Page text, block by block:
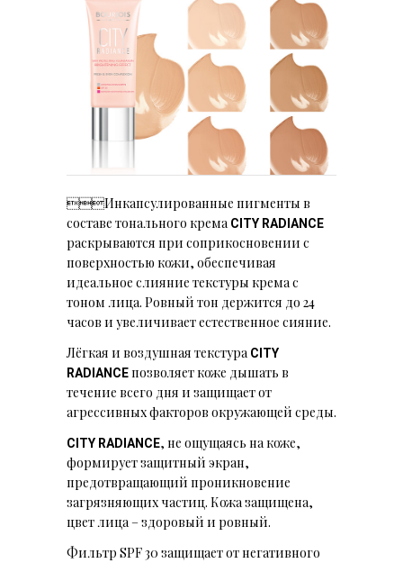
Инкапсулированные пигменты в
составе тонального крема CITY RADIANCE
раскрываются при соприкосновении с
поверхностью кожи, обеспечивая
идеальное слияние текстуры крема с
тоном лица. Ровный тон держится до 24
часов и увеличивает естественное сияние.
Лёгкая и воздушная текстура CITY
RADIANCEпозволяет коже дышать в
течение всего дня и защищает от
агрессивных факторов окружающей среды.
CITY RADIANCE, не ощущаясь на коже,
формирует защитный экран,
предотвращающий проникновение
загрязняющих частиц. Кожа защищена,
цвет лица – здоровый и ровный.
Фильтр SPF 30 защищает от негативного